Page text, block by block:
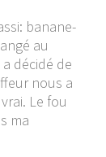
banane-
au
décidé de
nous a
Le fou
ma